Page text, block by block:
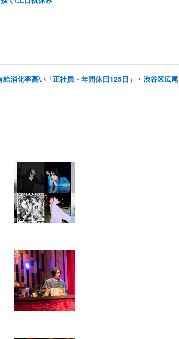
消化率高い「正社員・年間休日125日」・渋谷区広尾